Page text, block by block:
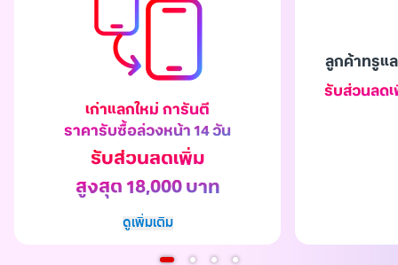
เก่าแลกใหม่ การันตี
ราคารับซื้อล่วงหน้า 14 วัน
รับส่วนลดเพิ่ม
สูงสุด 18,000 บาท
ดูเพิ่มเติม
ลูกค้าทรูแ
รับส่วนลด